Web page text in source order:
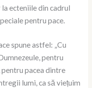
ecteniile din cadrul
pentru pace.
spune astfel: „Cu
pentru
pacea dintre
lumi, ca să viețuim